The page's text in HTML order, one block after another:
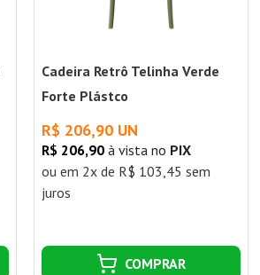
Cadeira Retrô Telinha Verde
Forte Plástco
R$ 206,90 UN
R$ 206,90 à vista no PIX
ou em 2x de R$ 103,45 sem
juros
COMPRAR